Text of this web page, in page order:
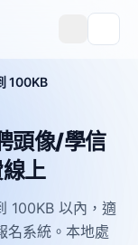
100KB
頭像/學信
上
100KB 以內，適
名系統。本地處